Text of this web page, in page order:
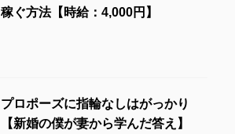
稼ぐ方法【時給：4,000円】
プロポーズに指輪なしはがっかり
【新婚の僕が妻から学んだ答え】